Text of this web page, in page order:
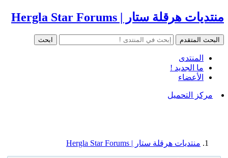
منتديات هرقلة ستار | Hergla Star Forums
المنتدى
ما الجديد !
الأعضاء
مركز التحميل
منتديات هرقلة ستار | Hergla Star Forums